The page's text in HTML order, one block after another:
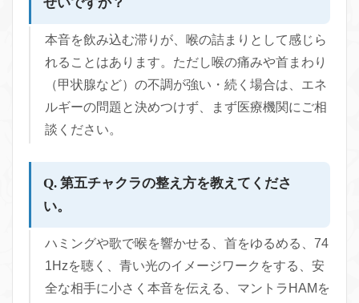
本音を飲み込む滞りが、喉の詰まりとして感じら
れることはあります。ただし喉の痛みや首まわり
（甲状腺など）の不調が強い・続く場合は、エネ
ルギーの問題と決めつけず、まず医療機関にご相
談ください。
Q. 第五チャクラの整え方を教えてくださ
い。
ハミングや歌で喉を響かせる、首をゆるめる、74
1Hzを聴く、青い光のイメージワークをする、安
全な相手に小さく本音を伝える、マントラHAMを